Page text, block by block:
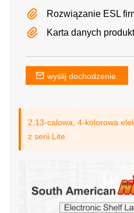
Rozwiązanie ESL
Karta danych
wyślij dochodzenie.
2,13-calowa, 4-kolorowa
z serii Lite